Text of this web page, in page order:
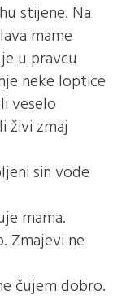
stijene. Na
mame
u pravcu
neke loptice
veselo
živi zmaj
sin vode
mama.
Zmajevi ne
čujem dobro.